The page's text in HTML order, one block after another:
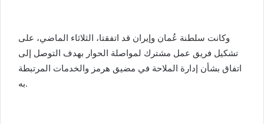
وكانت سلطنة عُمان وإيران قد اتفقتا، الثلاثاء الماضي، على
تشكيل فريق عمل مشترك لمواصلة الحوار بهدف التوصل إلى
اتفاق بشأن إدارة الملاحة في مضيق هرمز والخدمات المرتبطة
به.